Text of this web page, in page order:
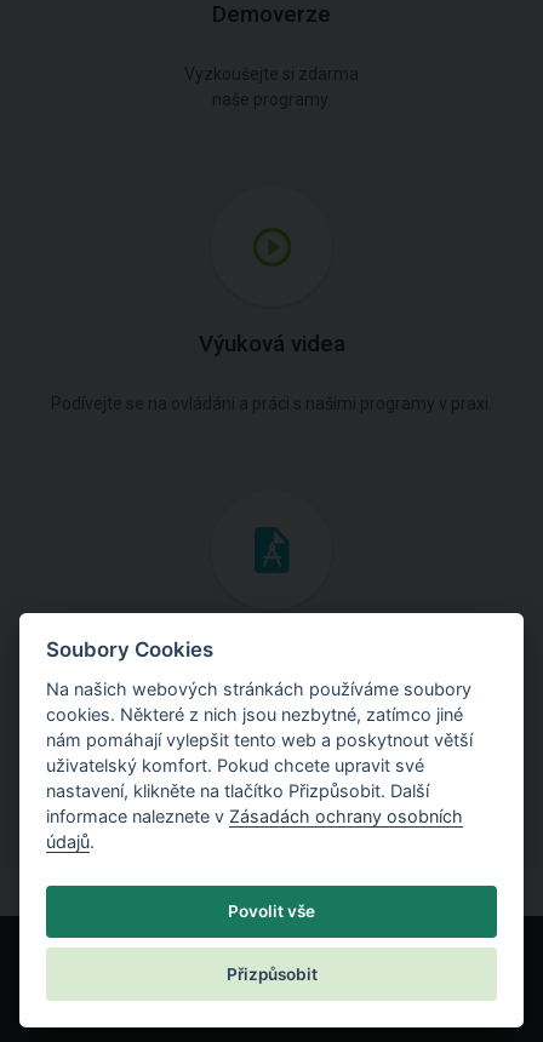
Demoverze
Výuková videa
Inženýrské manuály
Stáhněte si manuály s teoretickými i praktickými ukázkami
použití programů.
Soubory Cookies
Na našich webových stránkách používáme soubory
cookies. Některé z nich jsou nezbytné, zatímco jiné
nám pomáhají vylepšit tento web a poskytnout větší
uživatelský komfort. Pokud chcete upravit své
nastavení, klikněte na tlačítko Přizpůsobit. Další
informace naleznete v Zásadách ochrany osobních
údajů.
Povolit vše
Přizpůsobit